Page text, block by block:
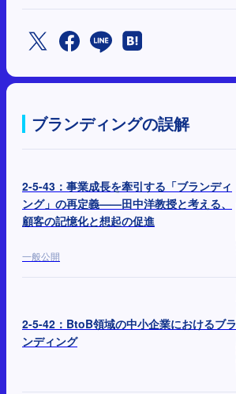
ブランディングの誤解
2-5-43：事業成長を牽引する「ブランディ
ング」の再定義——田中洋教授と考える、
顧客の記憶化と想起の促進
一般公開
2-5-42：BtoB領域の中小企業におけるブラ
ンディング